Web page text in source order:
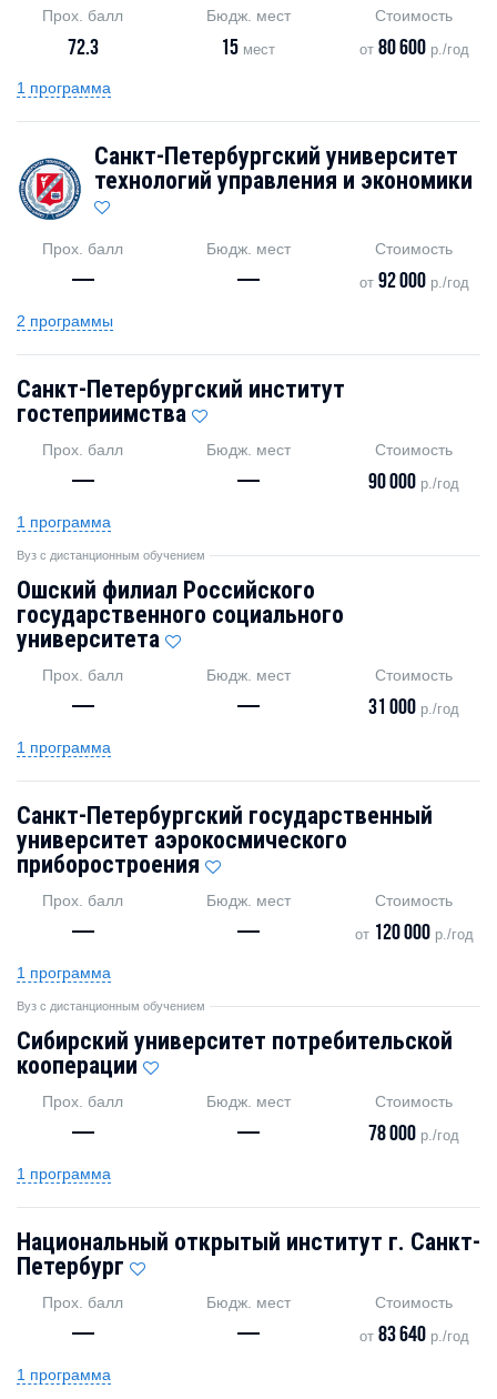
Прох. балл
72.3
Бюдж. мест
15 мест
Стоимость
от 80 600р./год
1 программа
Санкт-Петербургский университет
технологий управления и экономики
Прох. балл
—
Бюдж. мест
—
Стоимость
от 92 000р./год
2 программы
Санкт-Петербургский институт
гостеприимства
Прох. балл
—
Бюдж. мест
—
Стоимость
90 000 р./год
1 программа
Вуз с дистанционным обучением
Ошский филиал Российского
государственного социального
университета
Прох. балл
—
Бюдж. мест
—
Стоимость
31 000 р./год
1 программа
Санкт-Петербургский государственный
университет аэрокосмического
приборостроения
Прох. балл
—
Бюдж. мест
—
Стоимость
от 120 000р./год
1 программа
Вуз с дистанционным обучением
Сибирский университет потребительской
кооперации
Прох. балл
—
Бюдж. мест
—
Стоимость
78 000 р./год
1 программа
Национальный открытый институт г. Санкт-
Петербург
Прох. балл
—
Бюдж. мест
—
Стоимость
от 83 640р./год
1 программа